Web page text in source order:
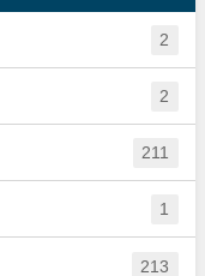
2
2
211
1
213